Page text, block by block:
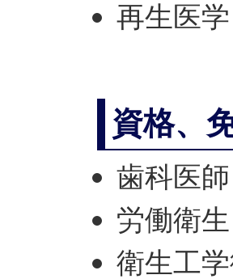
再生医
資格、
歯科医師
労働衛
衛生工